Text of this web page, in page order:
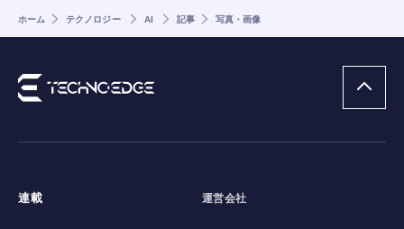
ホーム テクノロジー AI 記事 写真・画像
連載 運営会社